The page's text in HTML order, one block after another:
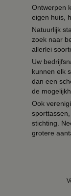
Ontwerpen
eigen huis,
Natuurlijk
zoek naar
allerlei
Uw
kunnen elk
dan een
de
Ook
stichting.
grotere